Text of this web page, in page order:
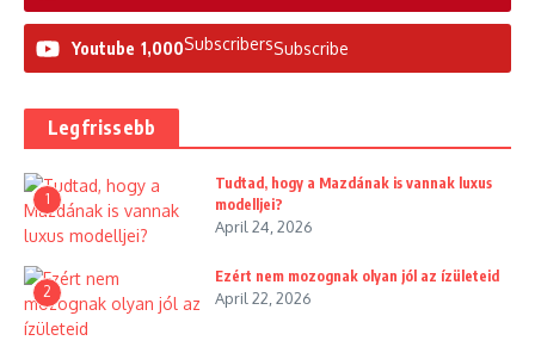
Youtube 1,000SubscribersSubscribe
Legfrissebb
1
Tudtad, hogy a Mazdának is vannak luxus
modelljei?
April 24, 2026
2
Ezért nem mozognak olyan jól az ízületeid
April 22, 2026